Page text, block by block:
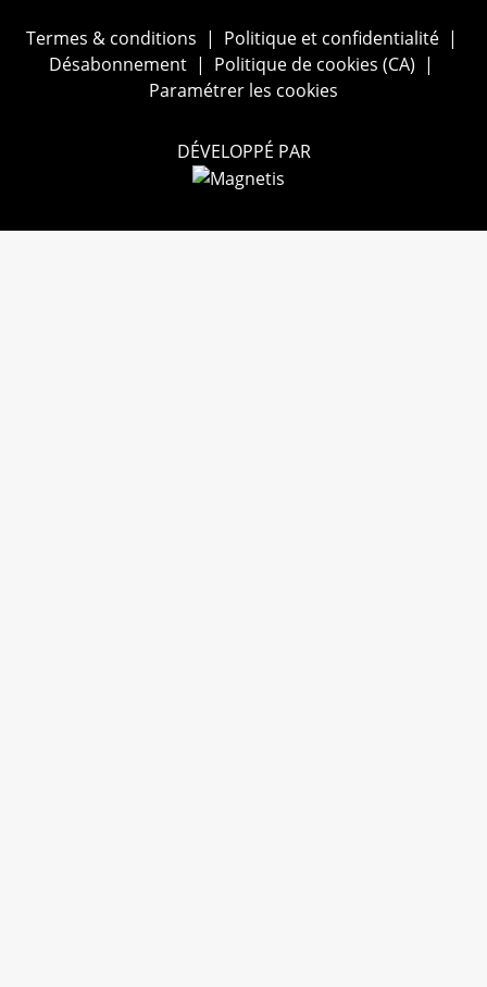
Termes & conditions | Politique et confidentialité|
Désabonnement | Politique de cookies (CA) |
Paramétrer les cookies
DÉVELOPPÉ PAR